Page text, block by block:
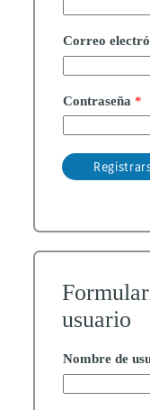
Correo
Contraseña *
usuario
Nombre de